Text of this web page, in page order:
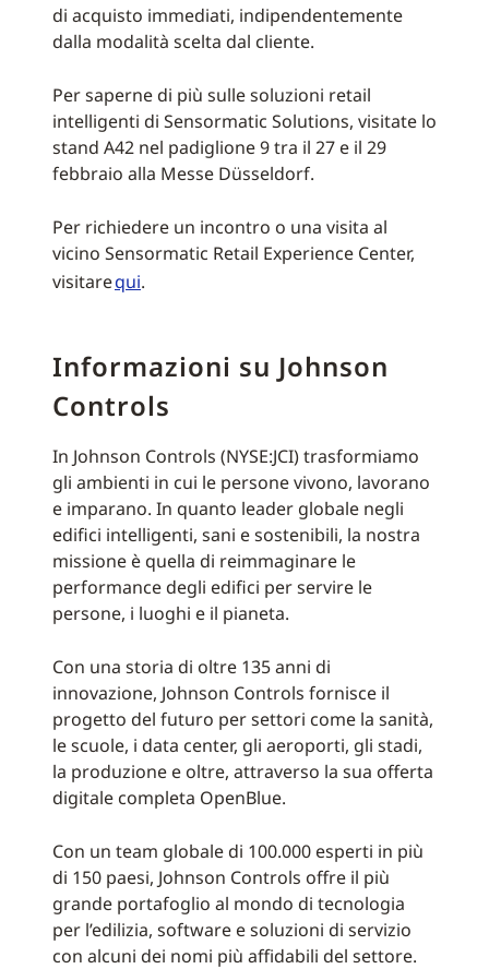
di acquisto immediati, indipendentemente
dalla modalità scelta dal cliente.
Per saperne di più sulle soluzioni retail
intelligenti di Sensormatic Solutions, visitate lo
stand A42 nel padiglione 9 tra il 27 e il 29
febbraio alla Messe Düsseldorf.
Per richiedere un incontro o una visita al
vicino Sensormatic Retail Experience Center,
visitarequi.
Informazioni su Johnson
Controls
In Johnson Controls (NYSE:JCI) trasformiamo
gli ambienti in cui le persone vivono, lavorano
e imparano. In quanto leader globale negli
edifici intelligenti, sani e sostenibili, la nostra
missione è quella di reimmaginare le
performance degli edifici per servire le
persone, i luoghi e il pianeta.
Con una storia di oltre 135 anni di
innovazione, Johnson Controls fornisce il
progetto del futuro per settori come la sanità,
le scuole, i data center, gli aeroporti, gli stadi,
la produzione e oltre, attraverso la sua offerta
digitale completa OpenBlue.
Con un team globale di 100.000 esperti in più
di 150 paesi, Johnson Controls offre il più
grande portafoglio al mondo di tecnologia
per l’edilizia, software e soluzioni di servizio
con alcuni dei nomi più affidabili del settore.